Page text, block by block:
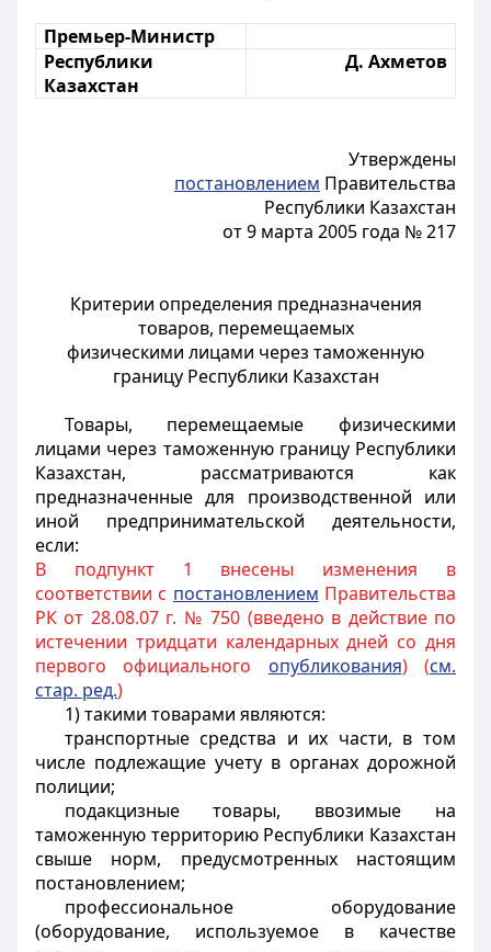
Премьер-Министр
Республики
Казахстан
Д. Ахметов
Утверждены
постановлением Правительства
Республики Казахстан
от 9 марта 2005 года № 217
Критерии определения предназначения
товаров, перемещаемых
физическими лицами через таможенную
границу Республики Казахстан
Товары, перемещаемые физическими
лицами через таможенную границу Республики
Казахстан, рассматриваются как
предназначенные для производственной или
иной предпринимательской деятельности,
если:
В подпункт 1 внесены изменения в
соответствии с постановлением Правительства
РК от 28.08.07 г. № 750 (введено в действие по
истечении тридцати календарных дней со дня
первого официального опубликования) (см.
стар. ред.)
1) такими товарами являются:
транспортные средства и их части, в том
числе подлежащие учету в органах дорожной
полиции;
подакцизные товары, ввозимые на
таможенную территорию Республики Казахстан
свыше норм, предусмотренных настоящим
постановлением;
профессиональное оборудование
(оборудование, используемое в качестве